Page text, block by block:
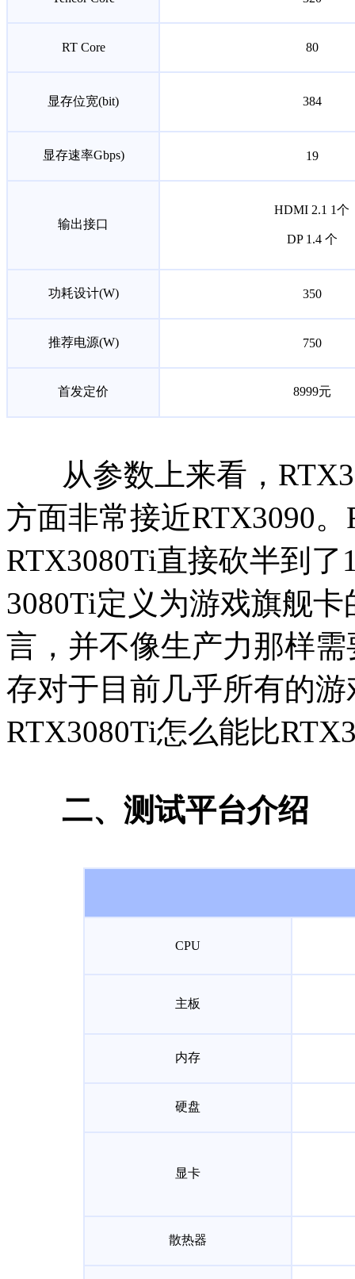
RT Core 80
显存位宽(bit) 384
显存速率Gbps) 19
输出接口
HDMI 2.1 1个
DP 1.4 个
功耗设计(W) 350
推荐电源(W) 750
首发定价 8999元
从参数上来看，
方面非常接近RTX3090
RTX3080Ti直接砍半到
3080Ti定义为游戏旗舰
言，并不像生产力那样
存对于目前几乎所有的
RTX3080Ti怎么能比
二、测试平台介绍
CPU
主板
内存
硬盘
显卡
散热器